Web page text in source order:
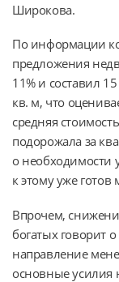
Широкова.
По информации
предложения
11% и составил
кв. м, что
средняя
подорожала за
о необходимости
к этому уже
Впрочем,
богатых говорит
направление
основные усилия